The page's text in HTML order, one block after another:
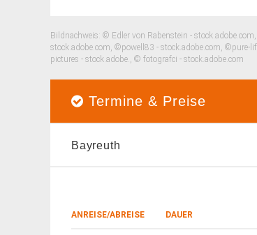
Bildnachweis: © Edler von Rabenstein -
stock.adobe.com, ©powell83 - stock.adobe.com,
pictures - stock.adobe., © fotografci - stock.adobe.com
Termine & Preise
Bayreuth
ANREISE/ABREISE DAUER